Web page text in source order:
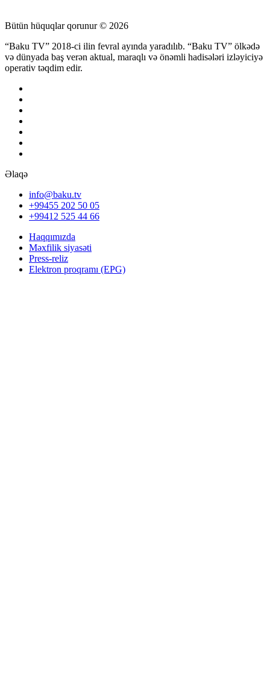
Bütün hüquqlar qorunur © 2026
“Baku TV” 2018-ci ilin fevral ayında yaradılıb. “Baku TV” ölkədə
və dünyada baş verən aktual, maraqlı və önəmli hadisələri izləyiciyə
operativ təqdim edir.
Əlaqə
info@baku.tv
+99455 202 50 05
+99412 525 44 66
Haqqımızda
Məxfilik siyasəti
Press-reliz
Elektron proqramı (EPG)